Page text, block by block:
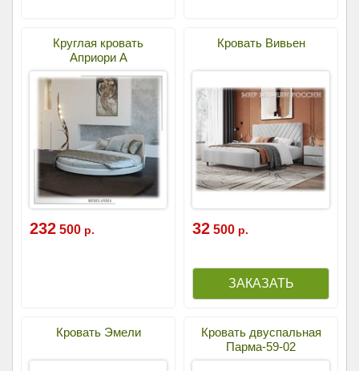
Круглая кровать
Априори А
232 500 р.
Кровать Вивьен
32 500 р.
Кровать Эмели
Кровать двуспальная
Парма-59-02